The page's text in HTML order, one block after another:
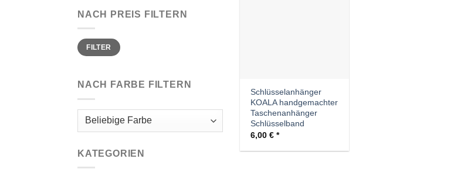
NACH PREIS FILTERN
Min.
Preis
Max.
PreisFILTER
NACH FARBE FILTERN
KATEGORIEN
Schlüsselanhänger
KOALA handgemachter
Taschenanhänger
Schlüsselband
6,00 €